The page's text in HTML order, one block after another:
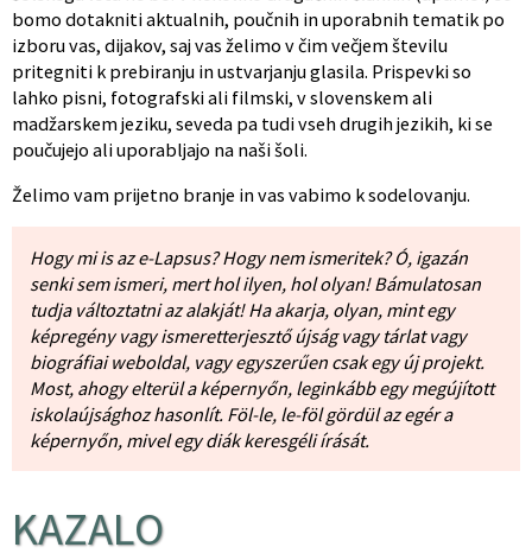
bomo dotakniti aktualnih, poučnih in uporabnih tematik po
izboru vas, dijakov, saj vas želimo v čim večjem številu
pritegniti k prebiranju in ustvarjanju glasila. Prispevki so
lahko pisni, fotografski ali filmski, v slovenskem ali
madžarskem jeziku, seveda pa tudi vseh drugih jezikih, ki se
poučujejo ali uporabljajo na naši šoli.
Želimo vam prijetno branje in vas vabimo k sodelovanju.
Hogy mi is az e-Lapsus? Hogy nem ismeritek? Ó, igazán
senki sem ismeri, mert hol ilyen, hol olyan! Bámulatosan
tudja változtatni az alakját! Ha akarja, olyan, mint egy
képregény vagy ismeretterjesztő újság vagy tárlat vagy
biográfiai weboldal, vagy egyszerűen csak egy új projekt.
Most, ahogy elterül a képernyőn, leginkább egy megújított
iskolaújsághoz hasonlít. Föl-le, le-föl gördül az egér a
képernyőn, mivel egy diák keresgéli írását.
KAZALO